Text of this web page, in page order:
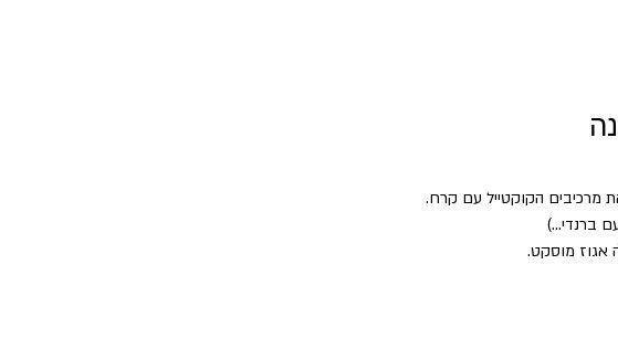
מרכיבים הקוקטייל עם קרח.
ברנדי...)
אגוז מוסקט.